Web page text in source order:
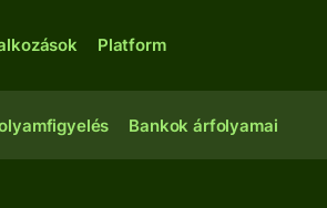
Platform
Bankok árfolyamai